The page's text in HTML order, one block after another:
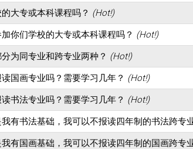
module
大专或本科课程吗？ (Hot!)
你们学校的大专或本科课程吗？ (Hot!)
为同专业和跨专业两种？ (Hot!)
国画专业吗？需要学习几年？ (Hot!)
书法专业吗？需要学习几年？ (Hot!)
有书法基础，我可以不报读四年制的书法跨专
有国画基础，我可以不报读四年制的国画跨专